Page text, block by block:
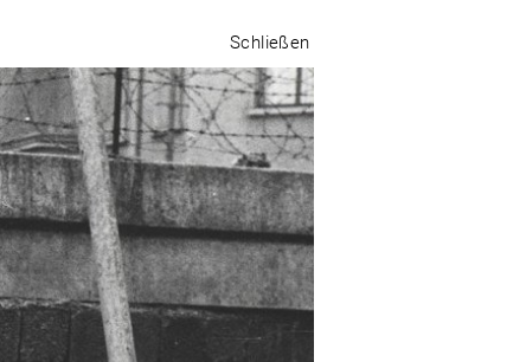
Schließen